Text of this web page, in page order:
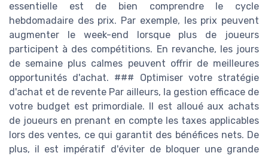
essentielle est de bien comprendre le cycle
hebdomadaire des prix. Par exemple, les prix peuvent
augmenter le week-end lorsque plus de joueurs
participent à des compétitions. En revanche, les jours
de semaine plus calmes peuvent offrir de meilleures
opportunités d'achat. ### Optimiser votre stratégie
d'achat et de revente Par ailleurs, la gestion efficace de
votre budget est primordiale. Il est alloué aux achats
de joueurs en prenant en compte les taxes applicables
lors des ventes, ce qui garantit des bénéfices nets. De
plus, il est impératif d'éviter de bloquer une grande